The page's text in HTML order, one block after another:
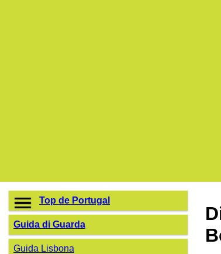
Top de Portugal
Guida di Guarda
Guida Lisbona